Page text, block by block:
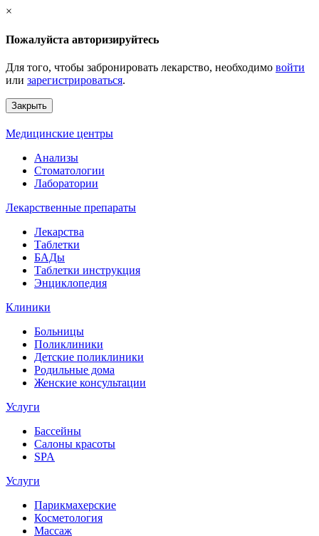
×
Пожалуйста авторизируйтесь
Для того, чтобы забронировать лекарство, необходимо войти
или зарегистрироваться.
Закрыть
Медицинские центры
Анализы
Стоматологии
Лаборатории
Лекарственные препараты
Лекарства
Таблетки
БАДы
Таблетки инструкция
Энциклопедия
Клиники
Больницы
Поликлиники
Детские поликлиники
Родильные дома
Женские консультации
Услуги
Бассейны
Салоны красоты
SPA
Услуги
Парикмахерские
Косметология
Массаж